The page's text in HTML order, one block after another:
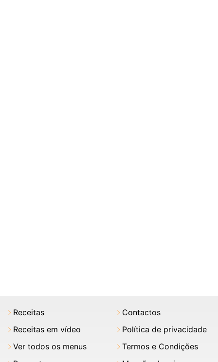
Receitas
Receitas em vídeo
Ver todos os menus
Contactos
Política de privacidade
Termos e Condições